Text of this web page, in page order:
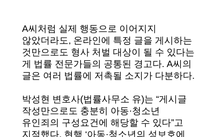
A씨처럼 실제 행동으로 이어지지
않았더라도, 온라인에 특정 글을 게시하는
것만으로도 형사 처벌 대상이 될 수 있다는
게 법률 전문가들의 공통된 경고다. A씨의
글은 여러 법률에 저촉될 소지가 다분하다.
박성현 변호사(법률사무소 유)는 “게시글
작성만으로도 충분히 아동·청소년
유인죄의 구성요건에 해당할 수 있다”고
지적했다. 현행 ‘아동·청소년의 성보호에